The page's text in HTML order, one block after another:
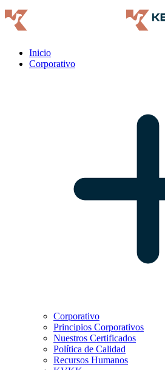
Inicio
Corporativo
Corporativo
Principios Corporativos
Nuestros Certificados
Política de Calidad
Recursos Humanos